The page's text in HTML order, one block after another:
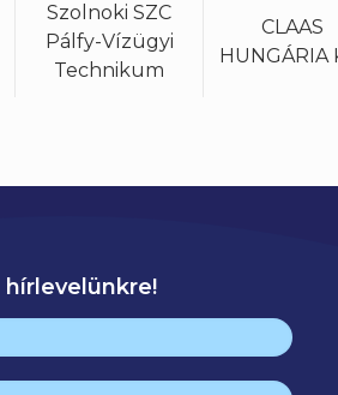
Szolnoki SZC
Pálfy-Vízügyi
Technikum
CLAAS
HUNGÁRIA